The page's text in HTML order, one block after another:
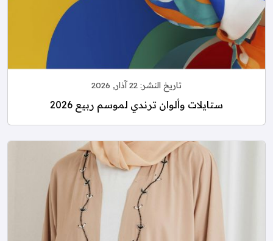
تاريخ النشر: 22 آذار, 2026
ستايلات وألوان ترندي لموسم ربيع 2026